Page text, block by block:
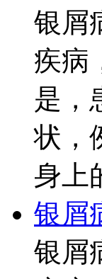
银屑
疾病
是，
状，
身上
银屑
银屑